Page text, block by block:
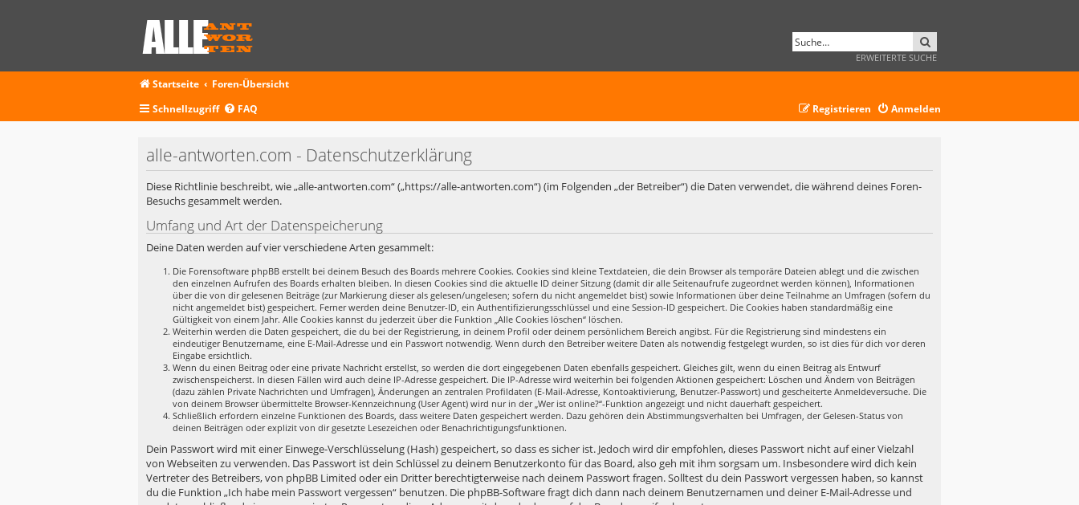
ERWEITERTE SUCHE
Startseite
Foren-Übersicht
Schnellzugriff
FAQ Anmelden
Registrieren
alle-antworten.com - Datenschutzerklärung
Diese Richtlinie beschreibt, wie „alle-antworten.com“ („https://alle-antworten.com“) (im Folgenden „der Betreiber“) die Daten verwendet, die während deines Foren-
Besuchs gesammelt werden.
Umfang und Art der Datenspeicherung
Deine Daten werden auf vier verschiedene Arten gesammelt:
Die Forensoftware phpBB erstellt bei deinem Besuch des Boards mehrere Cookies. Cookies sind kleine Textdateien, die dein Browser als temporäre Dateien ablegt und die zwischen
den einzelnen Aufrufen des Boards erhalten bleiben. In diesen Cookies sind die aktuelle ID deiner Sitzung (damit dir alle Seitenaufrufe zugeordnet werden können), Informationen
über die von dir gelesenen Beiträge (zur Markierung dieser als gelesen/ungelesen; sofern du nicht angemeldet bist) sowie Informationen über deine Teilnahme an Umfragen (sofern du
nicht angemeldet bist) gespeichert. Ferner werden deine Benutzer-ID, ein Authentifizierungsschlüssel und eine Session-ID gespeichert. Die Cookies haben standardmäßig eine
Gültigkeit von einem Jahr. Alle Cookies kannst du jederzeit über die Funktion „Alle Cookies löschen“ löschen.
Weiterhin werden die Daten gespeichert, die du bei der Registrierung, in deinem Profil oder deinem persönlichem Bereich angibst. Für die Registrierung sind mindestens ein
eindeutiger Benutzername, eine E-Mail-Adresse und ein Passwort notwendig. Wenn durch den Betreiber weitere Daten als notwendig festgelegt wurden, so ist dies für dich vor deren
Eingabe ersichtlich.
Wenn du einen Beitrag oder eine private Nachricht erstellst, so werden die dort eingegebenen Daten ebenfalls gespeichert. Gleiches gilt, wenn du einen Beitrag als Entwurf
zwischenspeicherst. In diesen Fällen wird auch deine IP-Adresse gespeichert. Die IP-Adresse wird weiterhin bei folgenden Aktionen gespeichert: Löschen und Ändern von Beiträgen
(dazu zählen Private Nachrichten und Umfragen), Änderungen an zentralen Profildaten (E-Mail-Adresse, Kontoaktivierung, Benutzer-Passwort) und gescheiterte Anmeldeversuche. Die
von deinem Browser übermittelte Browser-Kennzeichnung (User Agent) wird nur in der „Wer ist online?“-Funktion angezeigt und nicht dauerhaft gespeichert.
Schließlich erfordern einzelne Funktionen des Boards, dass weitere Daten gespeichert werden. Dazu gehören dein Abstimmungsverhalten bei Umfragen, der Gelesen-Status von
deinen Beiträgen oder explizit von dir gesetzte Lesezeichen oder Benachrichtigungsfunktionen.
Dein Passwort wird mit einer Einwege-Verschlüsselung (Hash) gespeichert, so dass es sicher ist. Jedoch wird dir empfohlen, dieses Passwort nicht auf einer Vielzahl
von Webseiten zu verwenden. Das Passwort ist dein Schlüssel zu deinem Benutzerkonto für das Board, also geh mit ihm sorgsam um. Insbesondere wird dich kein
Vertreter des Betreibers, von phpBB Limited oder ein Dritter berechtigterweise nach deinem Passwort fragen. Solltest du dein Passwort vergessen haben, so kannst
du die Funktion „Ich habe mein Passwort vergessen“ benutzen. Die phpBB-Software fragt dich dann nach deinem Benutzernamen und deiner E-Mail-Adresse und